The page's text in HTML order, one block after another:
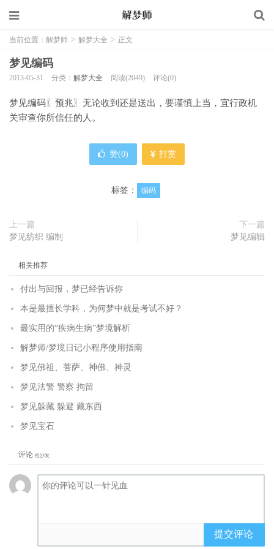
当前位置： 解梦师 > 解梦大全 > 正文
梦见编码
2013-05-31 分类： 解梦大全 阅读(2049) 评论(0)
梦见编码〖预兆〗无论收到还是送出，要谨慎上当，宜行政机
关审查你所信任的人。
赞(0) 打赏
标签： 编码
上一篇
梦见纺织 编制
下一篇
梦见编辑
相关推荐
付出与回报，梦已经告诉你
本是最擅长学科，为何梦中就是考试不好？
最实用的“疾病生病”梦境解析
解梦师/梦境日记小程序使用指南
梦见佛祖、菩萨、神佛、神灵
梦见法警 警察 拘留
梦见躲藏 躲避 藏东西
梦见宝石
评论 抢沙发
提交评论